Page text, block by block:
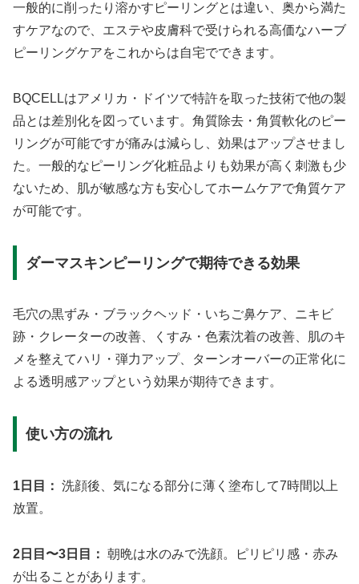
一般的に削ったり溶かすピーリングとは違い、奥から満た
すケアなので、エステや皮膚科で受けられる高価なハーブ
ピーリングケアをこれからは自宅でできます。
BQCELLはアメリカ・ドイツで特許を取った技術で他の製
品とは差別化を図っています。角質除去・角質軟化のピー
リングが可能ですが痛みは減らし、効果はアップさせまし
た。一般的なピーリング化粧品よりも効果が高く刺激も少
ないため、肌が敏感な方も安心してホームケアで角質ケア
が可能です。
ダーマスキンピーリングで期待できる効果
毛穴の黒ずみ・ブラックヘッド・いちご鼻ケア、ニキビ
跡・クレーターの改善、くすみ・色素沈着の改善、肌のキ
メを整えてハリ・弾力アップ、ターンオーバーの正常化に
よる透明感アップという効果が期待できます。
使い方の流れ
1日目： 洗顔後、気になる部分に薄く塗布して7時間以上
放置。
2日目〜3日目： 朝晩は水のみで洗顔。ピリピリ感・赤み
が出ることがあります。